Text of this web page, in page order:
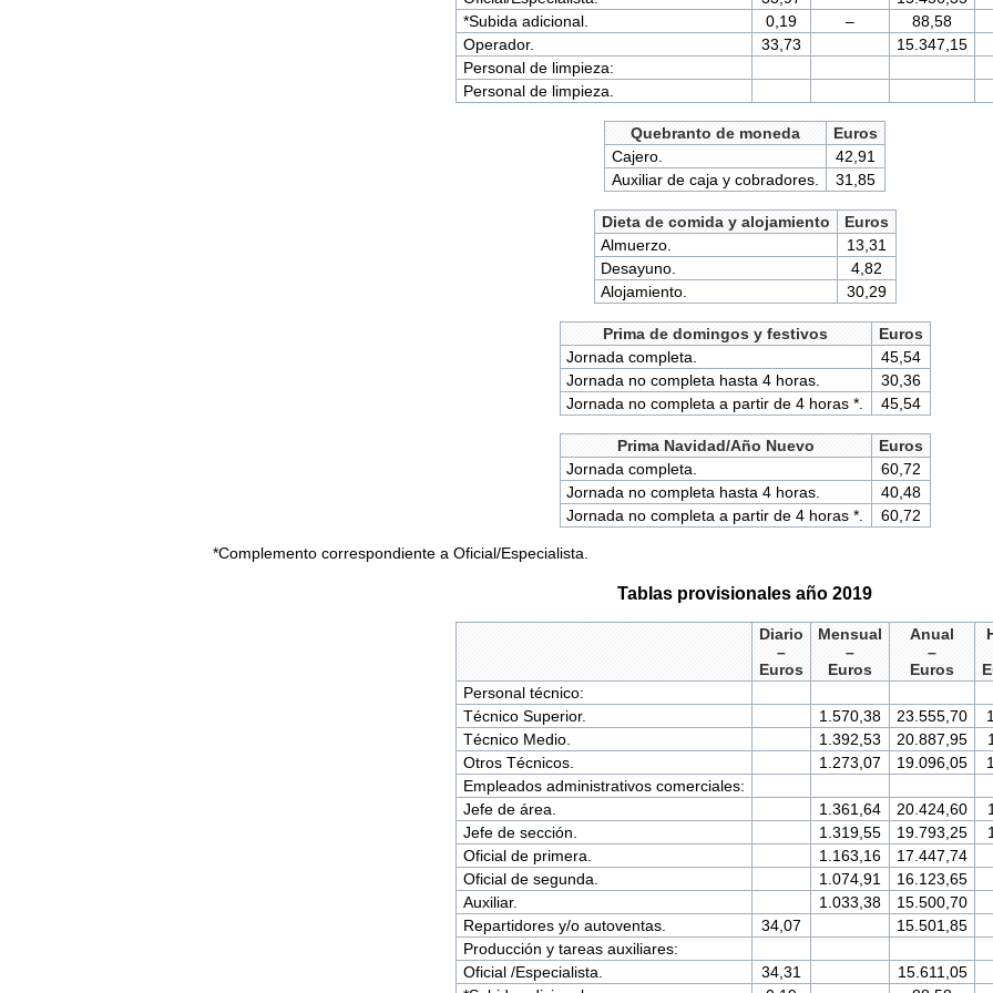
*Subida adicional.
0,19 – 88,58
Operador.
33,73 15.347,15
Personal de limpieza:
Personal de limpieza.
Quebranto de moneda
Euros
Cajero.
42,91
Auxiliar de caja y cobradores.
31,85
Dieta de comida y alojamiento
Euros
Almuerzo.
13,31
Desayuno.
4,82
Alojamiento.
30,29
Prima de domingos y festivos
Euros
Jornada completa.
45,54
Jornada no completa hasta 4 horas.
30,36
Jornada no completa a partir de 4 horas *.
45,54
Prima Navidad/Año Nuevo
Euros
Jornada completa.
60,72
Jornada no completa hasta 4 horas.
40,48
Jornada no completa a partir de 4 horas *.
60,72
*Complemento correspondiente a Oficial/Especialista.
Tablas provisionales año 2019
Diario
–
Euros
Mensual
–
Euros
Anual
–
Euros
Personal técnico:
Técnico Superior.
1.570,38 23.555,70
Técnico Medio.
1.392,53 20.887,95
Otros Técnicos.
1.273,07 19.096,05
Empleados administrativos comerciales:
Jefe de área.
1.361,64 20.424,60
Jefe de sección.
1.319,55 19.793,25
Oficial de primera.
1.163,16 17.447,74
Oficial de segunda.
1.074,91 16.123,65
Auxiliar.
1.033,38 15.500,70
Repartidores y/o autoventas.
34,07 15.501,85
Producción y tareas auxiliares:
Oficial /Especialista.
34,31 15.611,05